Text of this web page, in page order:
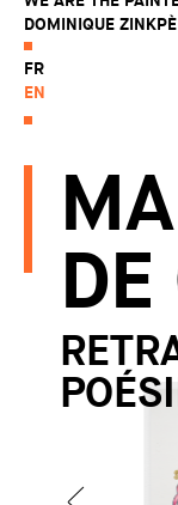
DOMINIQUE ZINKPÈ
FR
EN